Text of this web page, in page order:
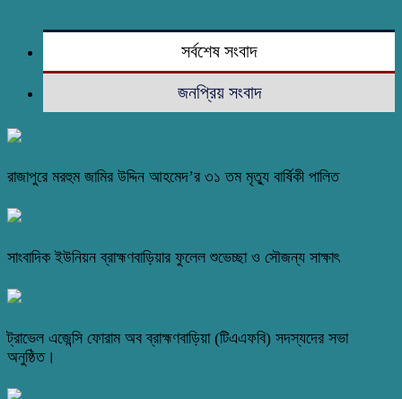
সর্বশেষ সংবাদ
জনপ্রিয় সংবাদ
রাজাপুরে মরহুম জামির উদ্দিন আহমেদ’র ৩১ তম মৃত্যু বার্ষিকী পালিত
সাংবাদিক ইউনিয়ন ব্রাহ্মণবাড়িয়ার ফুলেল শুভেচ্ছা ও সৌজন্য সাক্ষাৎ
ট্রাভেল এজেন্সি ফোরাম অব ব্রাহ্মণবাড়িয়া (টিএএফবি) সদস্যদের সভা
অনুষ্ঠিত।